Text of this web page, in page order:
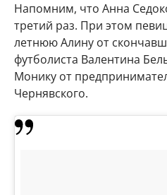
Напомним, что Анна
третий раз. При этом
летнюю Алину от
футболиста Валентина
Монику от
Чернявского.